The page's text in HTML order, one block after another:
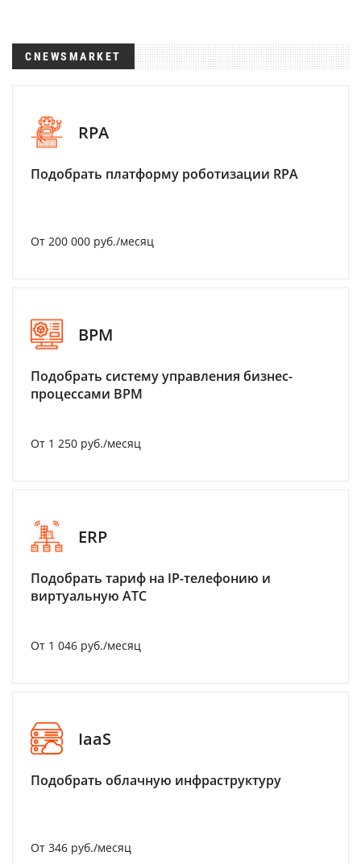
CNEWSMARKET
RPA
Подобрать платформу роботизации RPA
От 200 000 руб./месяц
BPM
Подобрать систему управления бизнес-
процессами BPM
От 1 250 руб./месяц
ERP
Подобрать тариф на IP-телефонию и
виртуальную АТС
От 1 046 руб./месяц
IaaS
Подобрать облачную инфраструктуру
От 346 руб./месяц